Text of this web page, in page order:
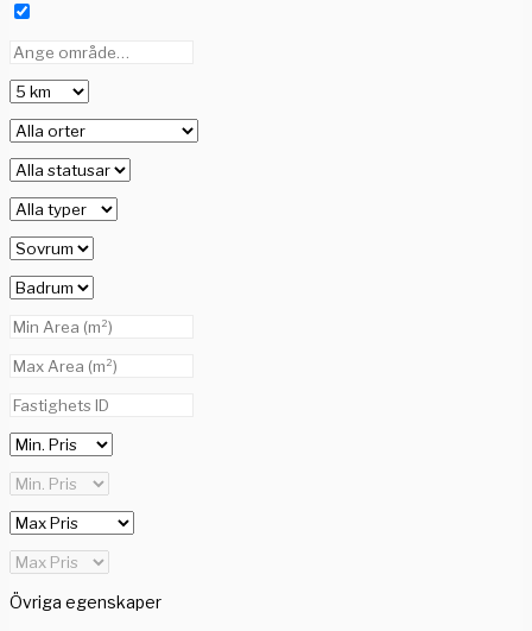
Övriga egenskaper